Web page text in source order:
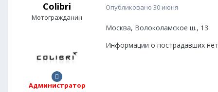
Colibri
Мотогражданин
Администратор
Опубликовано 30 июня
Москва, Волоколамское ш., 13
Информации о пострадавших